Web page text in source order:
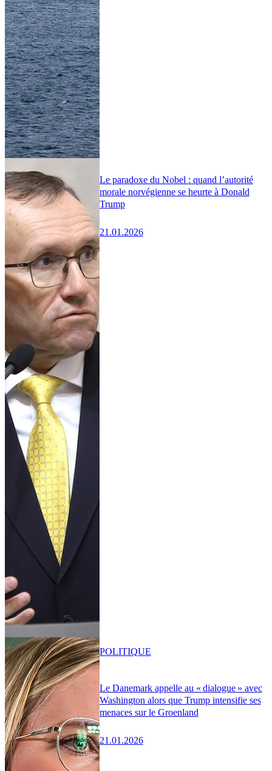
Le paradoxe du Nobel : quand l’autorité
morale norvégienne se heurte à Donald
Trump
21.01.2026
Le Danemark appelle au « dialogue » avec
Washington alors que Trump intensifie ses
menaces sur le Groenland
21.01.2026
POLITIQUE